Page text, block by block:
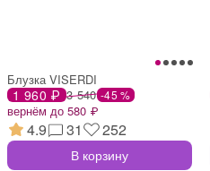
Блузка VISERDI
1 960 ₽ 3 540 -45 %
вернём до 580 ₽
4.9 31 252
В корзину